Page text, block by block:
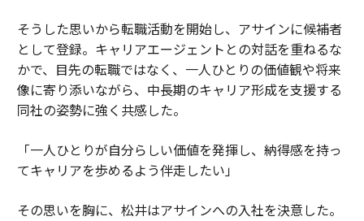
そうした思いから転職活動を開始し、アサインに候補者
として登録。キャリアエージェントとの対話を重ねるな
かで、目先の転職ではなく、一人ひとりの価値観や将来
像に寄り添いながら、中長期のキャリア形成を支援する
同社の姿勢に強く共感した。
「一人ひとりが自分らしい価値を発揮し、納得感を持っ
てキャリアを歩めるよう伴走したい」
その思いを胸に、松井はアサインへの入社を決意した。